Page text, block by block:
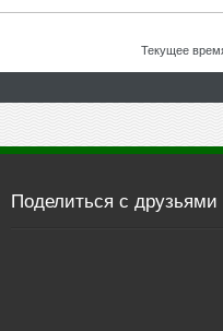
Текущее
Поделиться с друзьями